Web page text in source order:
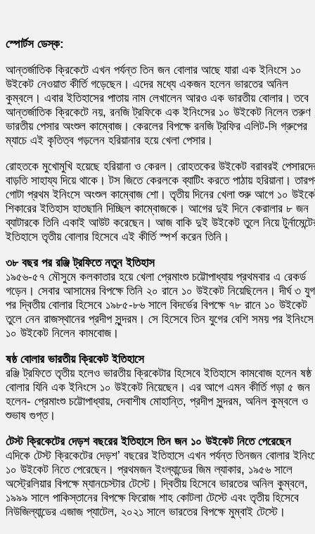
স্পোর্টস ডেস্ক:
আন্তর্জাতিক ক্রিকেটে এখন পর্যন্ত তিন জন বোলার আছে যারা এক ইনিংসে ১০
উইকেট নেওয়াত কীর্তি গড়েছেন। এদের মধ্যে একজন হলেন ভারতের অনিল
কুম্বলে। এবার ইতিহাসের পাতায় নাম লেখালেন আরও এক ভারতীয় বোলার। তবে
আন্তর্জাতিক ক্রিকেটে নয়, রনজি ট্রফিকে এক ইনিংসের ১০ উইকেট নিলেন তরুণ
ভারতীয় পেসার অংশুল কাম্বোজ। কেরলের বিপক্ষে রনজি ট্রফির এলিট-সি গ্রুপের
ম্যাচে এই কৃতিত্ব গড়লেন হরিয়ানার হয়ে খেলা পেসার।
রোহতকে মুখোমুখি হয়েছে হরিয়ানা ও কেরল। রোহতকের উইকেট বরাবরই
বাড়তি সাহায্য দিয়ে থাকে। টস জিতে কেরলকে ব্যাটিং করতে পাঠায় হরিয়ানা।
গোটা প্রথম ইনিংসে অংশুল কাম্বোজ শো। তৃতীয় দিনের খেলা শুরু আগে ১০
শিকারের ইতিহাস হাতছানি দিচ্ছিল কাম্বোজকে। আগের দুই দিনে কেরালার ৮ জন
ব্যাটারকে তিনি একাই আউট করেছেন। আজ বাকি দুই উইকেট তুলে নিয়ে
ইতিহাসে তৃতীয় বোলার হিসেবে এই কীর্তি স্পর্শ করেন তিনি।
৩৮ বছর পর রঞ্জি ট্রফিতে নতুন ইতিহাস
১৯৫৬-৫৭ মৌসুমে কলকাতার হয়ে খেলা প্রেমাংশু চট্টোপাধ্যায় প্রথমবার এ রেকর্ড
গড়েন। সেবার আসামের বিপক্ষে তিনি ২০ রানে ১০ উইকেট নিয়েছিলেন। দীর্ঘ ৩ যুগ
পর দ্বিতীয় বোলার হিসেবে ১৯৮৫-৮৬ সালে বিদর্ভের বিপক্ষে ৭৮ রানে ১০ উইকেট
তুলে নেন রাজস্থানের প্রদীপ সুন্দরম। সে হিসেবে তিন যুগের বেশি সময় পর ইনিংসে
১০ উইকেট নিলেন কামবোজ।
ষষ্ঠ বোলার ভারতীয় ক্রিকেট ইতিহাসে
রঞ্জি ট্রফিতে তৃতীয় হলেও ভারতীয় ক্রিকেটার হিসেবে ইতিহাসে কামবোজ হলেন ষষ্ঠ
বোলার যিনি এক ইনিংসে ১০ উইকেট নিয়েছেন। এর আগে এমন কীর্তি গড়া ৫ জন
হলেন- প্রেমাংশু চট্টোপাধ্যায়, দেবাশীষ মোহান্তি, প্রদীপ সুন্দরম, অনিল কুম্বলে ও
শুভাষ গুপ্ত।
টেস্ট ক্রিকেটের দেড়শ বছরের ইতিহাসে তিন জন ১০ উইকেট নিতে পেরেছেন
এদিকে টেস্ট ক্রিকেটের দেড়শ’ বছরের ইতিহাসে এখন পর্যন্ত তিনজন বোলার
১০ উইকেট নিতে পেরেছেন। প্রথমজন ইংল্যান্ডের জিম ল্যাকার, ১৯৫৬ সালে
অস্ট্রেলিয়ার বিপক্ষে ম্যানচেস্টার টেস্টে। দ্বিতীয় হিসেবে ভারতের অনিল কুম্বলে,
১৯৯৯ সালে পাকিস্তানের বিপক্ষে ফিরোজ শাহ কোটলা টেস্টে এবং তৃতীয় হিসেবে
নিউজিল্যান্ডের এজাজ প্যাটেল, ২০২১ সালে ভারতের বিপক্ষে মুম্বাই টেস্টে।